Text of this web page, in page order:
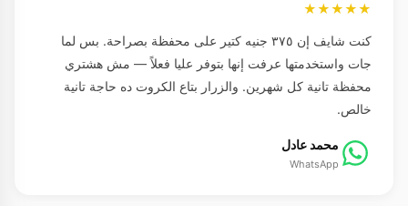
★★★★★
كنت شايف إن ٣٧٥ جنيه كتير على محفظة بصراحة. بس لما
جات واستخدمتها عرفت إنها بتوفر عليا فعلاً — مش هشتري
محفظة تانية كل شهرين. والزرار بتاع الكروت ده حاجة تانية
خالص.
محمد عادل
WhatsApp